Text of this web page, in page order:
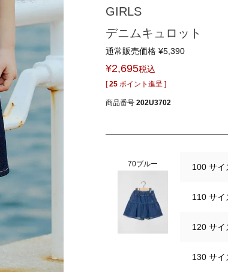
GIRLS
デニムキュロット
通常販売価格 ¥5,390
¥2,695税込
[ 25 ポイント進呈 ]
商品番号 202U3702
70ブルー 100 サイ
110 サイ
120 サイ
130 サイ